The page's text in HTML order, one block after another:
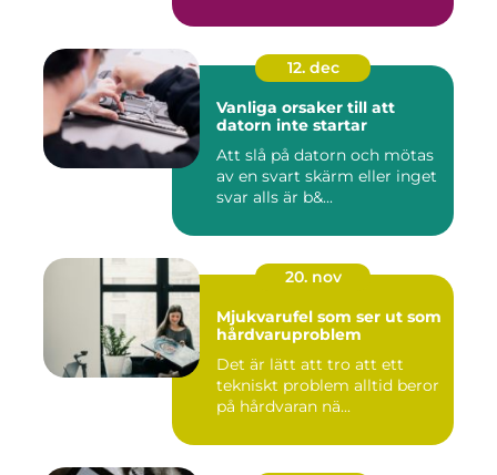
12. dec
Vanliga orsaker till att
datorn inte startar
Att slå på datorn och mötas
av en svart skärm eller inget
svar alls är b&...
20. nov
Mjukvarufel som ser ut som
hårdvaruproblem
Det är lätt att tro att ett
tekniskt problem alltid beror
på hårdvaran nä...